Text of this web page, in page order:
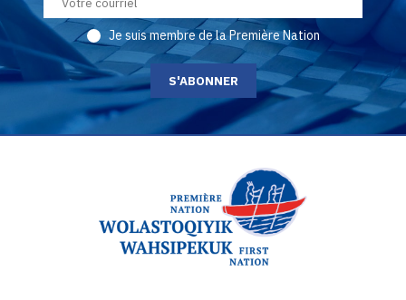
Je suis membre de la Première Nation